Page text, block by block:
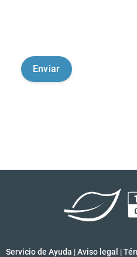
Servicio de Ayuda |Aviso legal |